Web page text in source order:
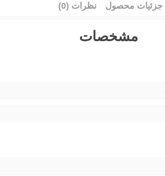
جزئیات محصول نظرات (0)
مشخصات